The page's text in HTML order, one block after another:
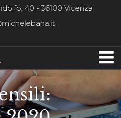
40 - 36100 Vicenza